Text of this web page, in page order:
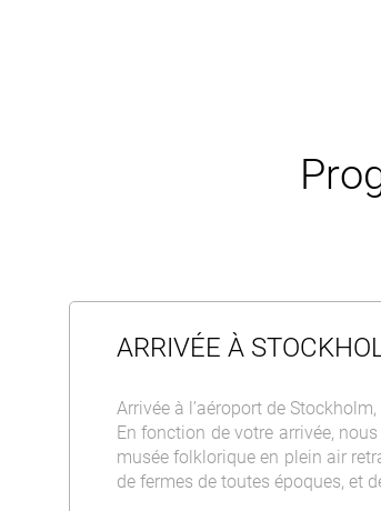
ARRIVÉE À
Arrivée à l’aéroport de
En fonction de votre arrivée,
musée folklorique en plein air
de fermes de toutes époques, et